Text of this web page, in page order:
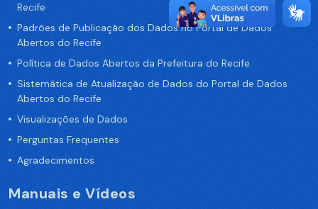
Recife
Padrões de Publicação dos Dados no Portal de Dados
Abertos do Recife
Política de Dados Abertos da Prefeitura do Recife
Sistemática de Atualização de Dados do Portal de Dados
Abertos do Recife
Visualizações de Dados
Perguntas Frequentes
Agradecimentos
Manuais e Vídeos